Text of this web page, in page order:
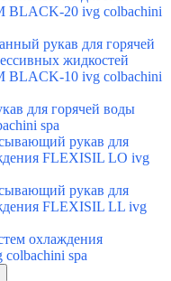
BLACK-20 ivg colbachini
рукав для горячей
жидкостей
BLACK-10 ivg colbachini
для горячей воды
spa
рукав для
FLEXISIL LO ivg
рукав для
FLEXISIL LL ivg
охлаждения
spa